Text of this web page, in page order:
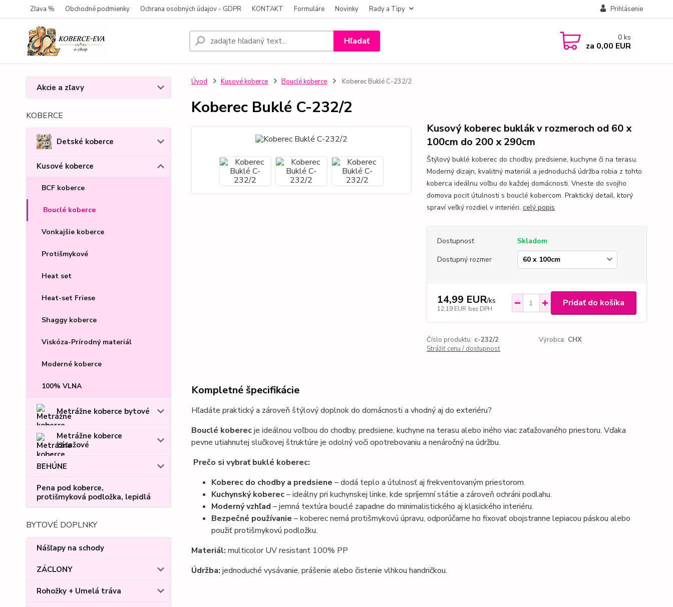
Zľava % Obchodné podmienky Ochrana osobných údajov - GDPR KONTAKT Formuláre Novinky Rady a Tipy Prihlásenie
Hľadať 0 ks
za 0,00 EUR
Akcie a zľavy
KOBERCE
Detské koberce
Kusové koberce
BCF koberce
Bouclé koberce
Vonkajšie koberce
Protišmykové
Heat set
Heat-set Friese
Shaggy koberce
Viskóza-Prírodný materiál
Moderné koberce
100% VLNA
Metrážne koberce bytové
Metrážne koberce
záťažové
BEHÚNE
Pena pod koberce,
protišmyková podložka, lepidlá
BYTOVÉ DOPLNKY
Nášľapy na schody
ZÁCLONY
Rohožky + Umelá tráva
Úvod Kusové koberce Bouclé koberce Koberec Buklé C-232/2
Koberec Buklé C-232/2
Kusový koberec buklák v rozmeroch od 60 x
100cm do 200 x 290cm
Štýlový buklé koberec do chodby, predsiene, kuchyne či na terasu.
Moderný dizajn, kvalitný materiál a jednoduchá údržba robia z tohto
koberca ideálnu voľbu do každej domácnosti. Vneste do svojho
domova pocit útulnosti s bouclé kobercom. Praktický detail, ktorý
spraví veľký rozdiel v interiéri. celý popis
Dostupnosť
Skladom
Dostupný rozmer
14,99 EUR/ks
12,19 EUR bez DPH
Pridať do košíka
Číslo produktu: c-232/2 Výrobca: CHX
Strážiť cenu / dostupnosť
Kompletné špecifikácie
Hľadáte praktický a zároveň štýlový doplnok do domácnosti a vhodný aj do exteriéru?
Bouclé koberecje ideálnou voľbou do chodby, predsiene, kuchyne na terasu alebo iného viac zaťažovaného priestoru. Vďaka
pevne utiahnutej slučkovej štruktúre je odolný voči opotrebovaniu a nenáročný na údržbu.
Prečo si vybrať buklé koberec:
Koberec do chodby a predsiene – dodá teplo a útulnosť aj frekventovaným priestorom.
Kuchynský koberec– ideálny pri kuchynskej linke, kde spríjemní státie a zároveň ochráni podlahu.
Moderný vzhľad – jemná textúra bouclé zapadne do minimalistického aj klasického interiéru.
Bezpečné používanie – koberec nemá protišmykovú úpravu, odporúčame ho fixovať obojstranne lepiacou páskou alebo
použiť protišmykovú podložku.
Materiál: multicolor UV resistant 100% PP
Údržba: jednoduché vysávanie, prášenie alebo čistenie vlhkou handričkou.